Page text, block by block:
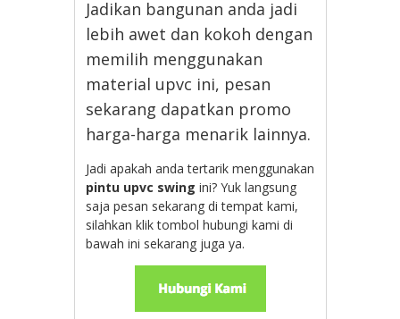
Jadikan bangunan anda jadi
lebih awet dan kokoh dengan
memilih menggunakan
material upvc ini, pesan
sekarang dapatkan promo
harga-harga menarik lainnya.
Jadi apakah anda tertarik menggunakan
pintu upvc swing ini? Yuk langsung
saja pesan sekarang di tempat kami,
silahkan klik tombol hubungi kami di
bawah ini sekarang juga ya.